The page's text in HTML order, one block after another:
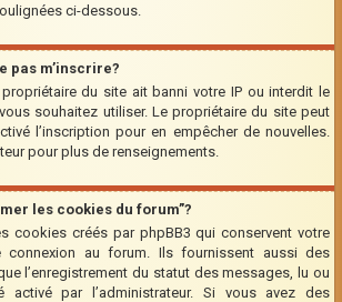
ci-dessous.
pas m’inscrire?
du site ait banni votre IP ou interdit le
souhaitez utiliser. Le propriétaire du site peut
l’inscription pour en empêcher de nouvelles.
pour plus de renseignements.
les cookies du forum”?
cookies créés par phpBB3 qui conservent votre
connexion au forum. Ils fournissent aussi des
l’enregistrement du statut des messages, lu ou
par l’administrateur. Si vous avez des